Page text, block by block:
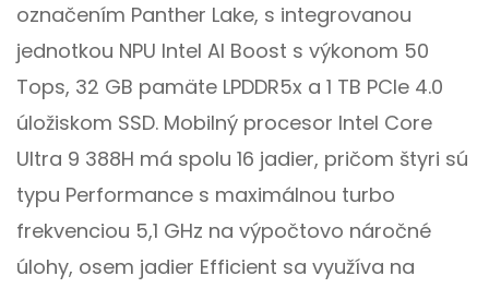
označením Panther Lake, s integrovanou
jednotkou NPU Intel AI Boost s výkonom 50
Tops, 32 GB pamäte LPDDR5x a 1 TB PCIe 4.0
úložiskom SSD. Mobilný procesor Intel Core
Ultra 9 388H má spolu 16 jadier, pričom štyri sú
typu Performance s maximálnou turbo
frekvenciou 5,1 GHz na výpočtovo náročné
úlohy, osem jadier Efficient sa využíva na